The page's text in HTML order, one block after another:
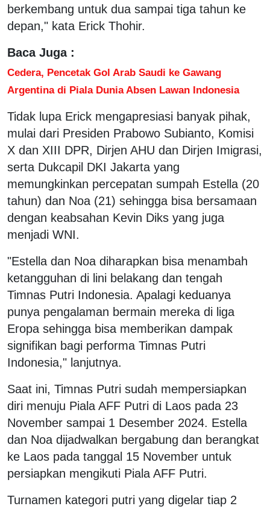
berkembang untuk dua sampai tiga tahun ke
depan," kata Erick Thohir.
Baca Juga :
Cedera, Pencetak Gol Arab Saudi ke Gawang
Argentina di Piala Dunia Absen Lawan Indonesia
Tidak lupa Erick mengapresiasi banyak pihak,
mulai dari Presiden Prabowo Subianto, Komisi
X dan XIII DPR, Dirjen AHU dan Dirjen Imigrasi,
serta Dukcapil DKI Jakarta yang
memungkinkan percepatan sumpah Estella (20
tahun) dan Noa (21) sehingga bisa bersamaan
dengan keabsahan Kevin Diks yang juga
menjadi WNI.
"Estella dan Noa diharapkan bisa menambah
ketangguhan di lini belakang dan tengah
Timnas Putri Indonesia. Apalagi keduanya
punya pengalaman bermain mereka di liga
Eropa sehingga bisa memberikan dampak
signifikan bagi performa Timnas Putri
Indonesia," lanjutnya.
Saat ini, Timnas Putri sudah mempersiapkan
diri menuju Piala AFF Putri di Laos pada 23
November sampai 1 Desember 2024. Estella
dan Noa dijadwalkan bergabung dan berangkat
ke Laos pada tanggal 15 November untuk
persiapkan mengikuti Piala AFF Putri.
Turnamen kategori putri yang digelar tiap 2